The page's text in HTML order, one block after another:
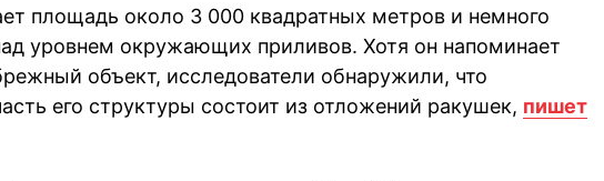
площадь около 3 000 квадратных метров и немного
уровнем окружающих приливов. Хотя он напоминает
объект, исследователи обнаружили, что
его структуры состоит из отложений ракушек, пишет